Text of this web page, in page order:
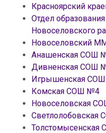
Красноярский
Отдел
Новоселовского
Новоселовский
Анашенская СОШ
Дивненская СОШ
Игрышенская
Комская СОШ №4
Новоселовская